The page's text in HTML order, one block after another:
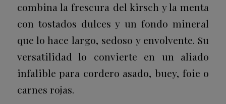
combina la frescura del kirsch y la menta
con tostados dulces y un fondo mineral
que lo hace largo, sedoso y envolvente. Su
versatilidad lo convierte en un aliado
infalible para cordero asado, buey, foie o
carnes rojas.